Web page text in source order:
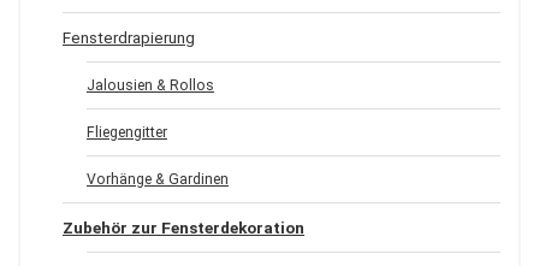
Fensterdrapierung
Jalousien & Rollos
Fliegengitter
Vorhänge & Gardinen
Zubehör zur Fensterdekoration